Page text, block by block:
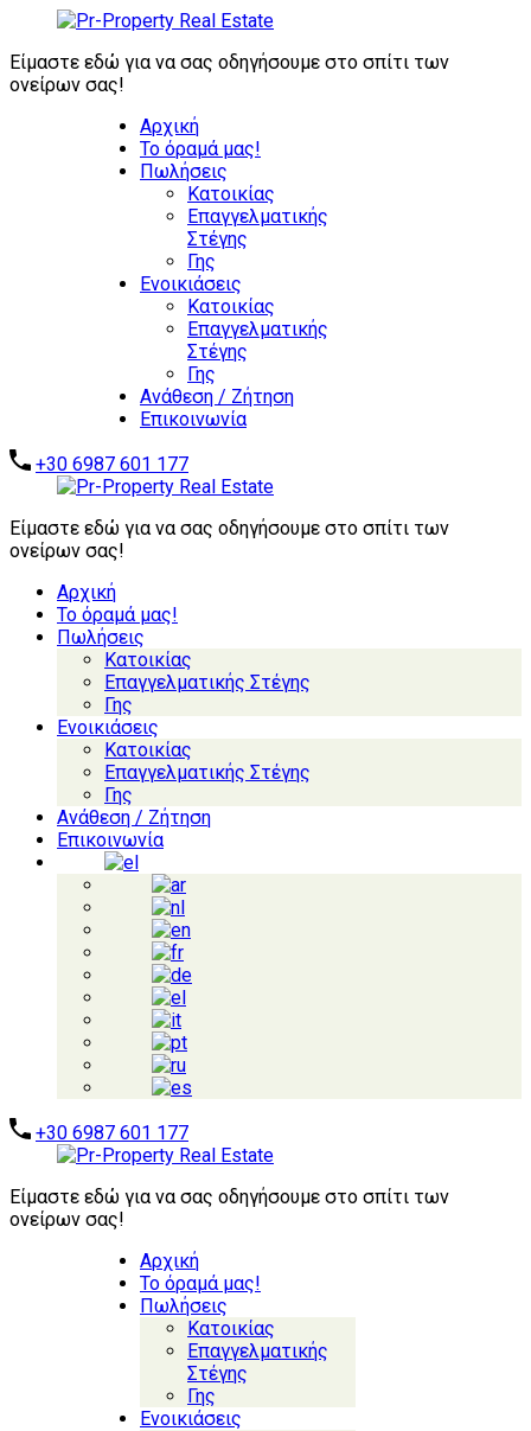
Είμαστε εδώ για να σας οδηγήσουμε στο σπίτι των
ονείρων σας!
Αρχική
Το όραμά μας!
Πωλήσεις
Κατοικίας
Επαγγελματικής
Στέγης
Γης
Ενοικιάσεις
Κατοικίας
Επαγγελματικής
Στέγης
Γης
Ανάθεση / Ζήτηση
Επικοινωνία
+30 6987 601 177
Είμαστε εδώ για να σας οδηγήσουμε στο σπίτι των
ονείρων σας!
Αρχική
Το όραμά μας!
Πωλήσεις
Κατοικίας
Επαγγελματικής Στέγης
Γης
Ενοικιάσεις
Κατοικίας
Επαγγελματικής Στέγης
Γης
Ανάθεση / Ζήτηση
Επικοινωνία
+30 6987 601 177
Είμαστε εδώ για να σας οδηγήσουμε στο σπίτι των
ονείρων σας!
Αρχική
Το όραμά μας!
Πωλήσεις
Κατοικίας
Επαγγελματικής
Στέγης
Γης
Ενοικιάσεις
ΖΗΤΟΥΝΤΑΙ
ΑΜΕΣΑ:
ΕΠΕΝΔΥΤΙΚΑ
ΑΥΤΟΤΕΛΗ
ΑΞΙΟΛΟΓΑ
ΑΚΙΝΗΤΑ -
ΞΕΝΟΔΟΧΕΙΑ -
ΑΠΟΘΗΚΕΣ -
ΒΙΟΜΗΧΑΝΙΚΑ
Επικοινωνήστε μαζί μας